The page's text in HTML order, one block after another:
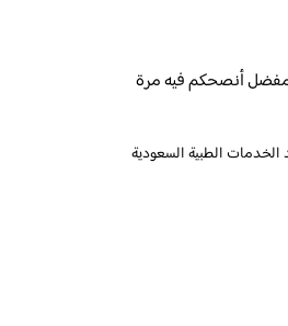
أنصحكم فيه مرة
الخدمات الطبية السعودية